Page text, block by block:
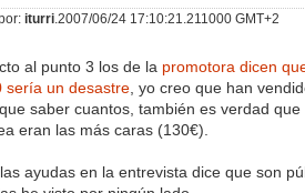
iturri .2007/06/24 17:10:21.211000 GMT+2
al punto 3 los de la promotora dicen
sería un desastre , yo creo que han
saber cuantos, también es verdad
eran las más caras (130€).
ayudas en la entrevista dice que son